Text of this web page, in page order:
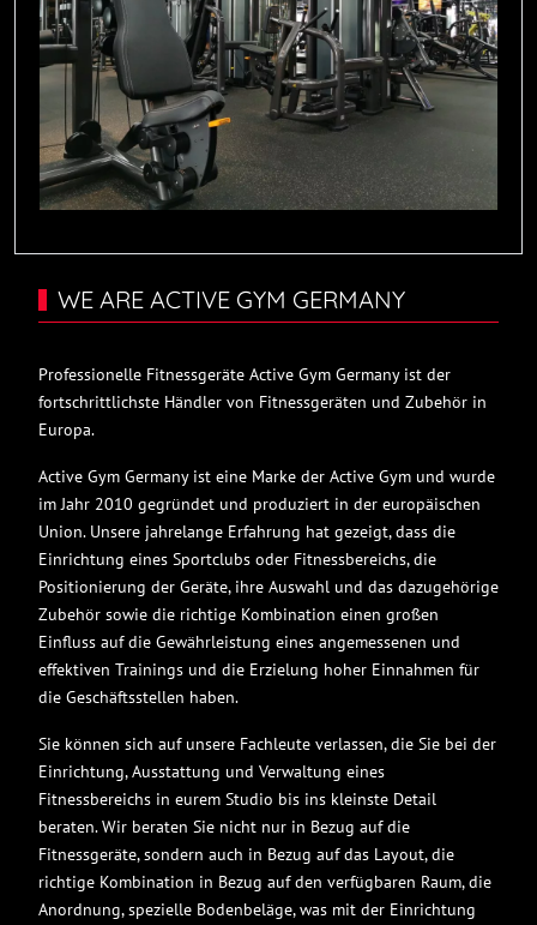
WE ARE ACTIVE GYM GERMANY
Professionelle Fitnessgeräte Active Gym Germany ist der
fortschrittlichste Händler von Fitnessgeräten und Zubehör in
Europa.
Active Gym Germany ist eine Marke der Active Gym und wurde
im Jahr 2010 gegründet und produziert in der europäischen
Union. Unsere jahrelange Erfahrung hat gezeigt, dass die
Einrichtung eines Sportclubs oder Fitnessbereichs, die
Positionierung der Geräte, ihre Auswahl und das dazugehörige
Zubehör sowie die richtige Kombination einen großen
Einfluss auf die Gewährleistung eines angemessenen und
effektiven Trainings und die Erzielung hoher Einnahmen für
die Geschäftsstellen haben.
Sie können sich auf unsere Fachleute verlassen, die Sie bei der
Einrichtung, Ausstattung und Verwaltung eines
Fitnessbereichs in eurem Studio bis ins kleinste Detail
beraten. Wir beraten Sie nicht nur in Bezug auf die
Fitnessgeräte, sondern auch in Bezug auf das Layout, die
richtige Kombination in Bezug auf den verfügbaren Raum, die
Anordnung, spezielle Bodenbeläge, was mit der Einrichtung